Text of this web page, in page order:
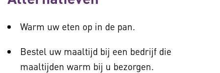
Warm uw eten op in de pan.
Bestel uw maaltijd bij een bedrijf die
maaltijden warm bij u bezorgen.